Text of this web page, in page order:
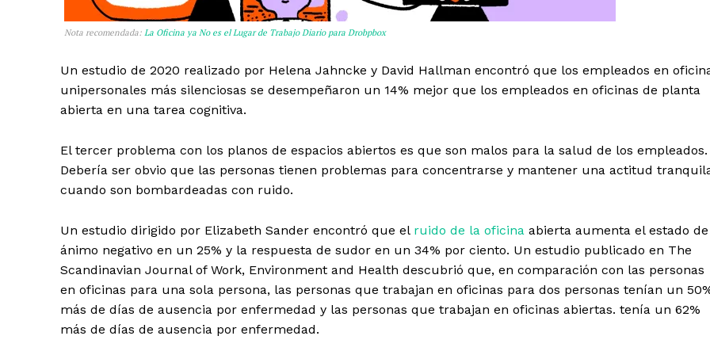
Nota recomendada: La Oficina ya No es el Lugar de Trabajo Diario para Drobpbox
Un estudio de 2020 realizado por Helena Jahncke y David Hallman encontró que los empleados en
unipersonales más silenciosas se desempeñaron un 14% mejor que los empleados en oficinas de planta
abierta en una tarea cognitiva.
El tercer problema con los planos de espacios abiertos es que son malos para la salud de los empleados.
Debería ser obvio que las personas tienen problemas para concentrarse y mantener una actitud
cuando son bombardeadas con ruido.
Un estudio dirigido por Elizabeth Sander encontró que el ruido de la oficina abierta aumenta el estado de
ánimo negativo en un 25% y la respuesta de sudor en un 34% por ciento. Un estudio publicado en The
Scandinavian Journal of Work, Environment and Health descubrió que, en comparación con las personas
en oficinas para una sola persona, las personas que trabajan en oficinas para dos personas tenían un
más de días de ausencia por enfermedad y las personas que trabajan en oficinas abiertas. tenía un 62%
más de días de ausencia por enfermedad.